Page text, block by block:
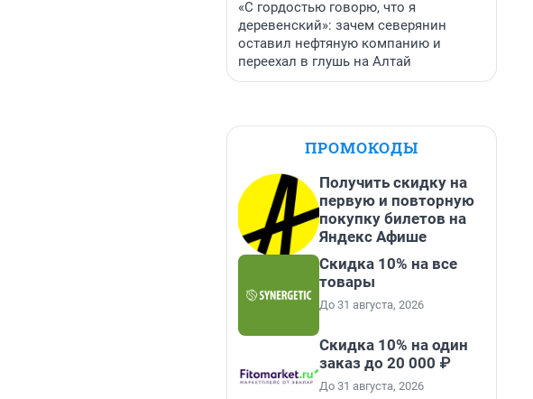
«С гордостью говорю, что я
деревенский»: зачем северянин
оставил нефтяную компанию и
переехал в глушь на Алтай
ПРОМОКОДЫ
Получить скидку на
первую и повторную
покупку билетов на
Яндекс Афише
Скидка 10% на все
товары
До 31 августа, 2026
Скидка 10% на один
заказ до 20 000 ₽
До 31 августа, 2026